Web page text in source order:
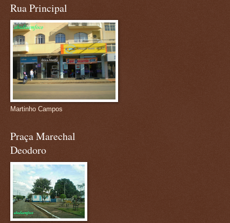
Rua Principal
Martinho Campos
Praça Marechal
Deodoro